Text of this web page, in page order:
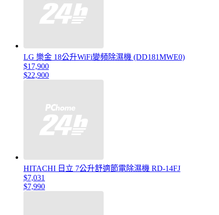
LG 樂金 18公升WiFi變頻除濕機 (DD181MWE0)
$17,900
$22,900
HITACHI 日立 7公升舒適節電除濕機 RD-14FJ
$7,031
$7,990